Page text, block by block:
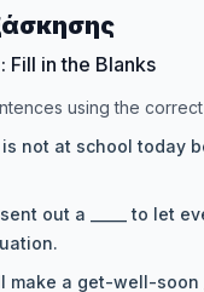
Fill in the Blanks
using the
not at school today
out a _____ to let
make a get-well-soon